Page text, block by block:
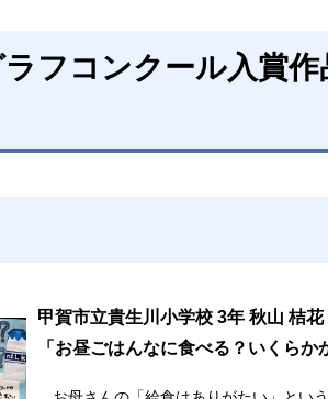
フコンクール入賞
甲賀市立貴生川小学校 3年 秋山 桔花
「お昼ごはんなに食べる？いくらか